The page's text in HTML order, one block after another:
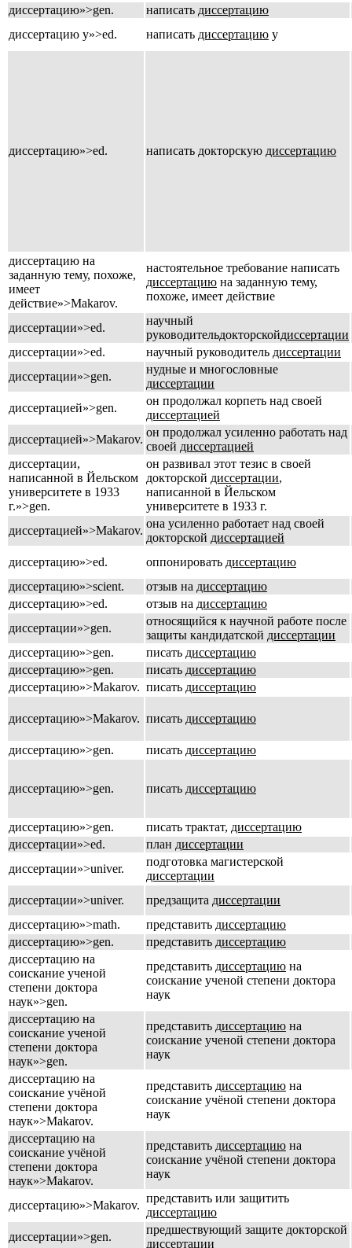
диссертацию»>gen.
написать диссертацию
диссертацию у»>ed.
написать диссертацию у
диссертацию»>ed. написать докторскую диссертацию
диссертацию на
заданную тему, похоже,
имеет
действие»>Makarov.
настоятельное требование написать
диссертацию на заданную тему,
похоже, имеет действие
диссертации»>ed.
научный
руководительдокторскойдиссертации
диссертации»>ed.
научный руководитель диссертации
диссертации»>gen.
нудные и многословные
диссертации
диссертацией»>gen.
он продолжал корпеть над своей
диссертацией
диссертацией»>Makarov.
он продолжал усиленно работать над
своей диссертацией
диссертации,
написанной в Йельском
университете в 1933
г.»>gen.
он развивал этот тезис в своей
докторской диссертации,
написанной в Йельском
университете в 1933 г.
диссертацией»>Makarov.
она усиленно работает над своей
докторской диссертацией
диссертацию»>ed.
оппонировать диссертацию
диссертацию»>scient.
отзыв на диссертацию
диссертацию»>ed.
отзыв на диссертацию
диссертации»>gen.
относящийся к научной работе после
защиты кандидатской диссертации
диссертацию»>gen.
писать диссертацию
диссертацию»>gen.
писать диссертацию
диссертацию»>Makarov. писать диссертацию
диссертацию»>Makarov. писать диссертацию
диссертацию»>gen. писать диссертацию
диссертацию»>gen. писать диссертацию
диссертацию»>gen. писать трактат, диссертацию
диссертации»>ed.
план диссертации
диссертации»>univer.
подготовка магистерской
диссертации
диссертации»>univer.
предзащита диссертации
диссертацию»>math.
представить диссертацию
диссертацию»>gen.
представить диссертацию
диссертацию на
соискание ученой
степени доктора
наук»>gen.
представить диссертацию на
соискание ученой степени доктора
наук
диссертацию на
соискание ученой
степени доктора
наук»>gen.
представить диссертацию на
соискание ученой степени доктора
наук
диссертацию на
соискание учёной
степени доктора
наук»>Makarov.
представить диссертацию на
соискание учёной степени доктора
наук
диссертацию на
соискание учёной
степени доктора
наук»>Makarov.
представить диссертацию на
соискание учёной степени доктора
наук
диссертацию»>Makarov.
представить или защитить
диссертацию
диссертации»>gen.
предшествующий защите докторской
диссертации